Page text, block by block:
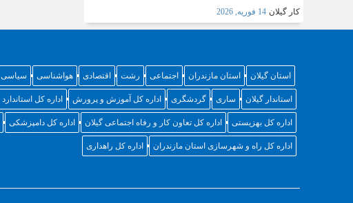
کار گیلان 14 فوریه, 2026
استان گیلان استان مازندران اجتماعی رشت اقتصادی هواشناسی سیاسی
استاندار گیلان ساری گردشگری اداره کل آموزش و پرورش اداره کل استاندارد
اداره کل بهزیستی اداره کل تعاون کار و رفاه اجتماعی گیلان اداره کل دامپزشکی
اداره کل راه و شهرسازی استان مازندران اداره کل راهداری